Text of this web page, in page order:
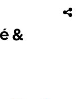
&